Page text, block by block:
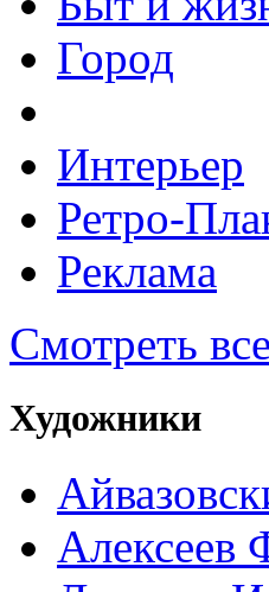
Город
Интерьер
Ретро-
Реклама
Смотреть все
Художники
Алексеев